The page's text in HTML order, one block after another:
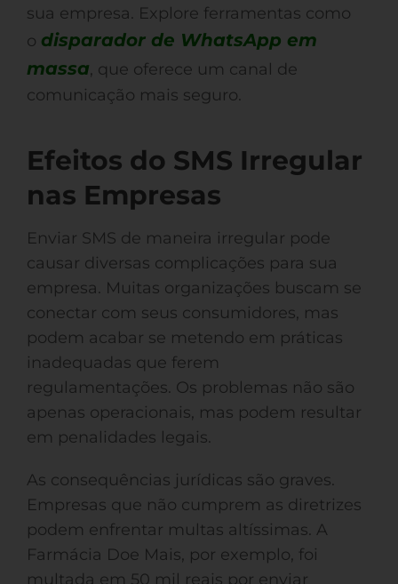
sua empresa. Explore ferramentas como
o disparador de WhatsApp em
massa, que oferece um canal de
comunicação mais seguro.
Efeitos do SMS Irregular
nas Empresas
Enviar SMS de maneira irregular pode
causar diversas complicações para sua
empresa. Muitas organizações buscam se
conectar com seus consumidores, mas
podem acabar se metendo em práticas
inadequadas que ferem
regulamentações. Os problemas não são
apenas operacionais, mas podem resultar
em penalidades legais.
As consequências jurídicas são graves.
Empresas que não cumprem as diretrizes
podem enfrentar multas altíssimas. A
Farmácia Doe Mais, por exemplo, foi
multada em 50 mil reais por enviar